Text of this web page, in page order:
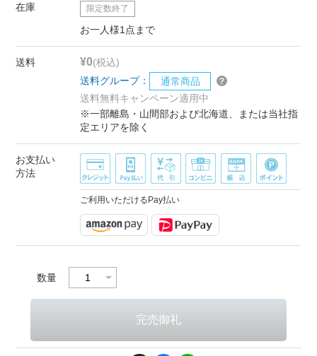
在庫 限定数終了
お一人様1点まで
送料 ¥0(税込)
送料グループ：
通常商品
送料無料キャンペーン適用中
※一部離島・山間部および北海道、または当社指
定エリアを除く
お支払い
方法
ご利用いただけるPay払い
数量